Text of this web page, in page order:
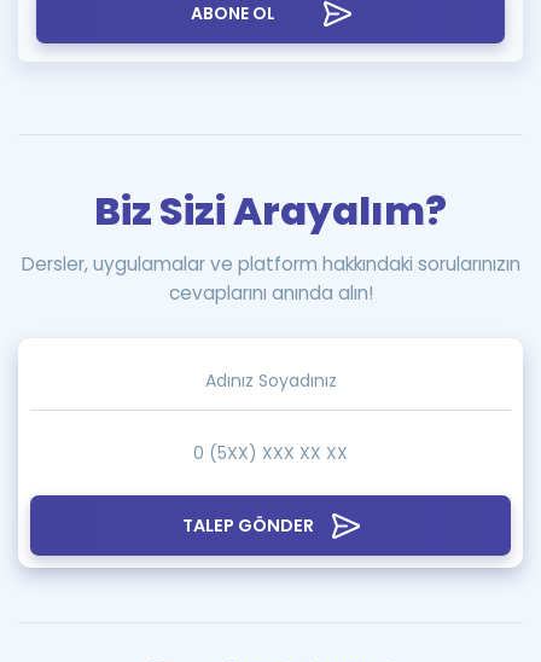
ABONE OL
TALEP GÖNDER
Biz Sizi Arayalım?
Dersler, uygulamalar ve platform hakkındaki sorularınızın
cevaplarını anında alın!